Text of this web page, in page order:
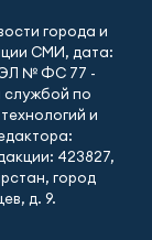
города и
СМИ, дата:
ЭЛ № ФС 77 -
службой по
и
423827,
город
д. 9.